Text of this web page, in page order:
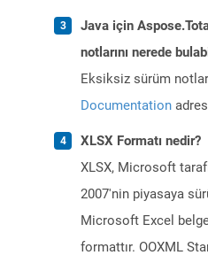
Java için
notlarını nerede
Eksiksiz sürüm
Documentation
XLSX Formatı nedir?
XLSX, Microsoft
2007'nin piyasaya
Microsoft Excel
formattır. OOXML